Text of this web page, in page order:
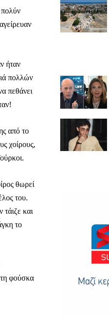
μια δωρεά
πολύν
ήταν
πολλών
πεθάνει
από το
χοίρους,
θωρεί
του.
και
το
τη φούσκα